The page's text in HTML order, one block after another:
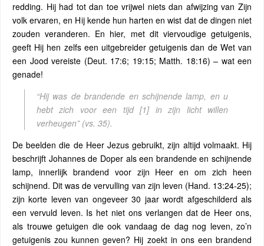
redding. Hij had tot dan toe vrijwel niets dan afwijzing van Zijn
volk ervaren, en Hij kende hun harten en wist dat de dingen niet
zouden veranderen. En hier, met dit viervoudige getuigenis,
geeft Hij hen zelfs een uitgebreider getuigenis dan de Wet van
een Jood vereiste (Deut. 17:6; 19:15; Matth. 18:16) – wat een
genade!
“Hij was de brandende en schijnende lamp, en u
hebt zich voor een tijd[1]in zijn licht willen
verheugen”(vs. 35).
De beelden die de Heer Jezus gebruikt, zijn altijd volmaakt. Hij
beschrijft Johannes de Doper als een brandende en schijnende
lamp, innerlijk brandend voor zijn Heer en om zich heen
schijnend. Dit was de vervulling van zijn leven (Hand. 13:24-25);
zijn korte leven van ongeveer 30 jaar wordt afgeschilderd als
een vervuld leven. Is het niet ons verlangen dat de Heer ons,
als trouwe getuigen die ook vandaag de dag nog leven, zo’n
getuigenis zou kunnen geven? Hij zoekt in ons een brandend